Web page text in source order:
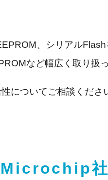
、シリアル
など幅広く取り扱っ
についてご相談くださ
Microchip社